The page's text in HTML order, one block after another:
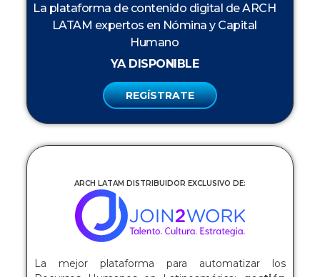
La plataforma de contenido digital de ARCH
LATAM expertos en Nómina y Capital
Humano
YA DISPONIBLE
REGÍSTRATE
ARCH LATAM DISTRIBUIDOR EXCLUSIVO DE:
La mejor plataforma para automatizar los